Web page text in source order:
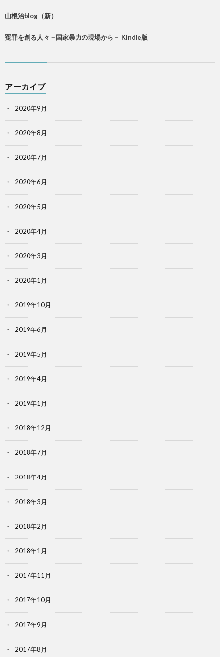
山根治blog（新）
冤罪を創る人々－国家暴力の現場から－ Kindle版
アーカイブ
2020年9月
2020年8月
2020年7月
2020年6月
2020年5月
2020年4月
2020年3月
2020年1月
2019年10月
2019年6月
2019年5月
2019年4月
2019年1月
2018年12月
2018年7月
2018年4月
2018年3月
2018年2月
2018年1月
2017年11月
2017年10月
2017年9月
2017年8月